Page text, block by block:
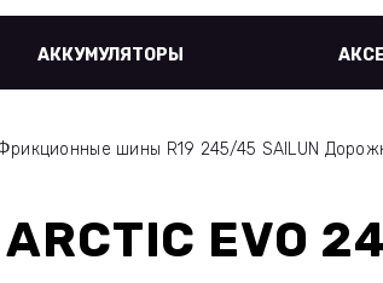
АККУМУЛЯТОРЫ
шины R19 245/45 SAILUN
EVO